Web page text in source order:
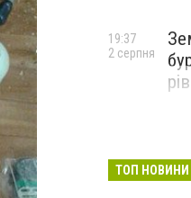
19:37
2 серпня
ТОП НОВИНИ